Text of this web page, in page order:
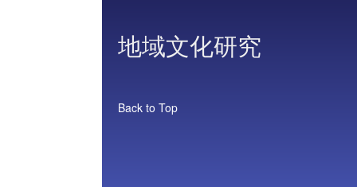
地域文化研究
Back to Top